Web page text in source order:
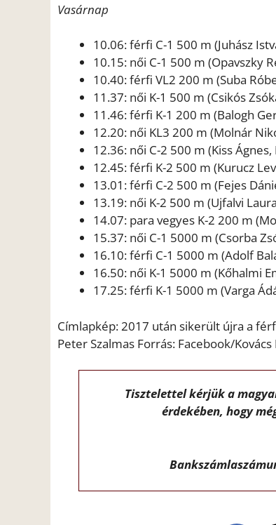
Vasárnap
10.06: férfi C-1 500 m (Juhász
10.15: női C-1 500 m (Opavszky
10.40: férfi VL2 200 m (Suba
11.37: női K-1 500 m (Csikós
11.46: férfi K-1 200 m (Balogh
12.20: női KL3 200 m (Molnár
12.36: női C-2 500 m (Kiss
12.45: férfi K-2 500 m (Kurucz
13.01: férfi C-2 500 m (Fejes
13.19: női K-2 500 m (Ujfalvi
14.07: para vegyes K-2 200 m
15.37: női C-1 5000 m (Csorba
16.10: férfi C-1 5000 m (Adolf
16.50: női K-1 5000 m (Kőhalmi
17.25: férfi K-1 5000 m (Varga
Címlapkép: 2017 után sikerült újra a
Peter Szalmas Forrás: Facebook/
Tisztelettel kérjük a
érdekében, hogy